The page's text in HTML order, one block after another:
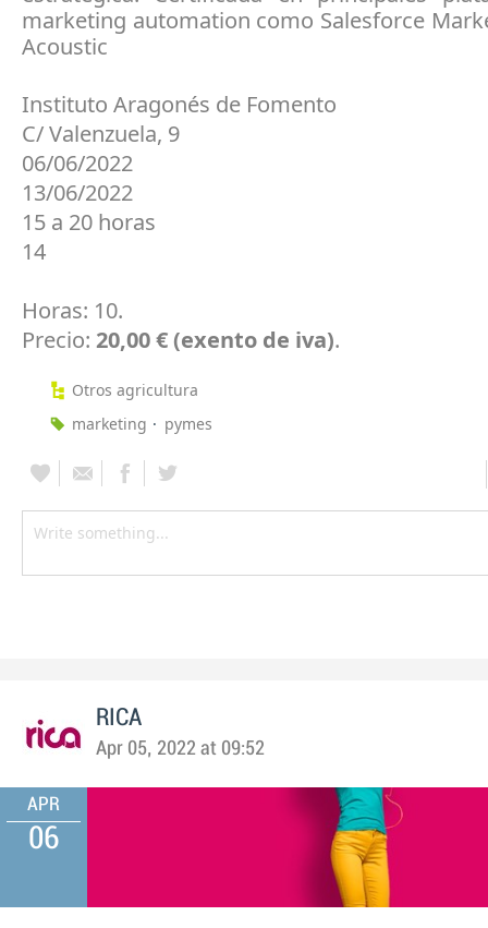
marketing automation como Salesforce
Acoustic
Instituto Aragonés de Fomento
C/ Valenzuela, 9
06/06/2022
13/06/2022
15 a 20 horas
14
Horas: 10.
Precio: 20,00 € (exento de iva).
Otros agricultura
marketing
pymes
RICA
Apr 05, 2022 at 09:52
APR
06